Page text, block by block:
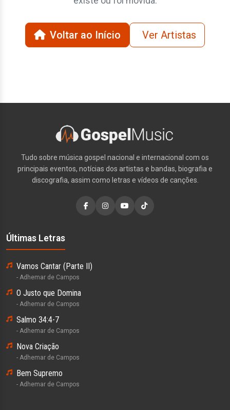
Voltar ao Início Ver Artistas
Tudo sobre música gospel nacional e internacional com os
principais eventos, notícias dos artistas e bandas, biografia e
discografia, assim como letras e vídeos de canções.
Últimas Letras
Vamos Cantar (Parte II)
- Adhemar de Campos
O Justo que Domina
- Adhemar de Campos
Salmo 34:4-7
- Adhemar de Campos
Nova Criação
- Adhemar de Campos
Bem Supremo
- Adhemar de Campos